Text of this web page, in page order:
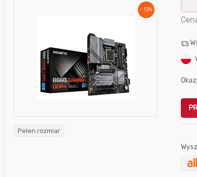
- 13%
Pełen rozmiar
Gofrownica GÖTZE &
DW900 1600W